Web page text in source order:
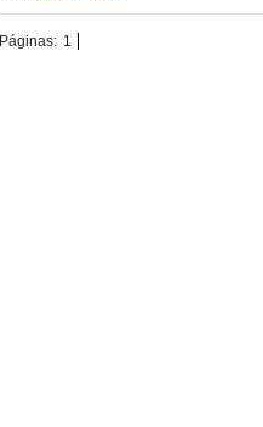
Páginas: 1